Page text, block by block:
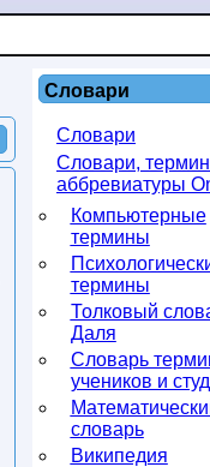
Словари
Словари
Словари,
аббревиатуры
Компьютерные
термины
термины
Толковый
Даля
Словарь
учеников и
словарь
Википедия